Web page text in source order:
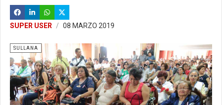
SUPER USER 08 MARZO 2019
SULLANA